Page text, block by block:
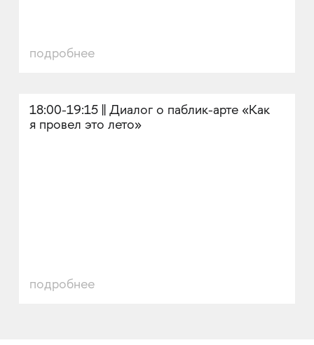
подробнее
18:00-19:15 || Диалог о паблик-арте «Как
я провел это лето»
подробнее